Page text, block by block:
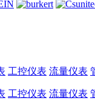
工控仪表 流量仪表
工控仪表 流量仪表